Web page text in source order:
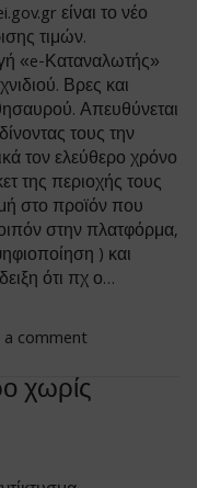
είναι το νέο
τιμών.
«e-Καταναλωτής»
Βρες και
Απευθύνεται
τους την
τον ελεύθερο χρόνο
της περιοχής τους
στο προϊόν που
στην πλατφόρμα,
) και
ότι πχ ο…
a comment
χωρίς